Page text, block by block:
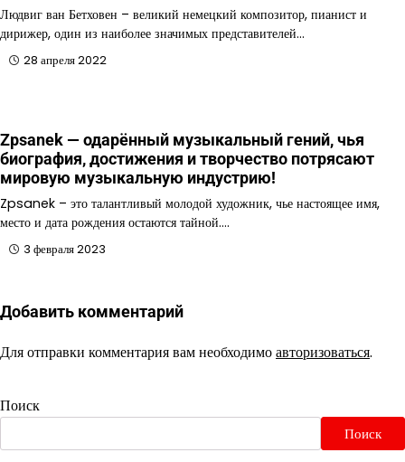
Людвиг ван Бетховен – великий немецкий композитор, пианист и
дирижер, один из наиболее значимых представителей…
28 апреля 2022
Zpsanek — одарённый музыкальный гений, чья
биография, достижения и творчество потрясают
мировую музыкальную индустрию!
Zpsanek – это талантливый молодой художник, чье настоящее имя,
место и дата рождения остаются тайной.…
3 февраля 2023
Добавить комментарий
Для отправки комментария вам необходимоавторизоваться.
Поиск
Поиск